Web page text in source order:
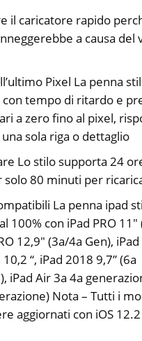
il caricatore rapido
a causa del
Pixel La penna
tempo di ritardo e
a zero fino al pixel,
sola riga o dettaglio
Lo stilo supporta 24
solo 80 minuti per
La penna ipad
100% con iPad PRO
12,9″ (3a/4a Gen),
“, iPad 2018 9,7” (6a
iPad Air 3a 4a
Nota – Tutti i
aggiornati con iOS